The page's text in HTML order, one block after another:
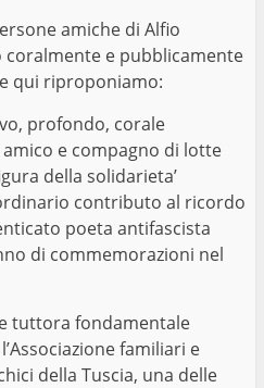
amiche di Alfio
coralmente e pubblicamente
qui riproponiamo:
profondo, corale
e compagno di lotte
della solidarieta’
contributo al ricordo
poeta antifascista
di commemorazioni nel
tuttora fondamentale
familiari e
della Tuscia, una delle